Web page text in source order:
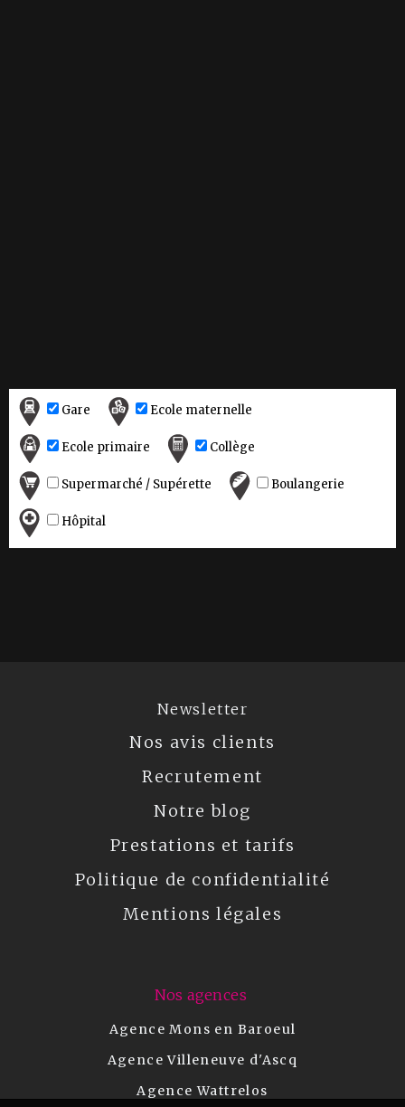
Gare Ecole maternelle
Ecole primaire Collège
Supermarché / Supérette Boulangerie
Hôpital
Newsletter
Nos avis clients
Recrutement
Notre blog
Prestations et tarifs
Politique de confidentialité
Mentions légales
Nos agences
Agence Mons en Baroeul
Agence Villeneuve d'Ascq
Agence Wattrelos